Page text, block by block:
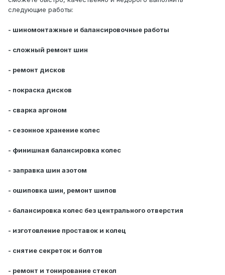
следующие работы:
- шиномонтажные и балансировочные работы
- сложный ремонт шин
- ремонт дисков
- покраска дисков
- сварка аргоном
- сезонное хранение колес
- финишная балансировка колес
- заправка шин азотом
- ошиповка шин, ремонт шипов
- балансировка колес без центрального отверстия
- изготовление проставок и колец
- снятие секреток и болтов
- ремонт и тонирование стекол